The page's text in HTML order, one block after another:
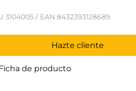
3104005 / EAN 8432393128689
Hazte cliente
de producto